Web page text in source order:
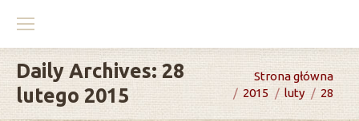
Daily Archives:28
lutego 2015
You are here:Strona główna
2015
luty 28